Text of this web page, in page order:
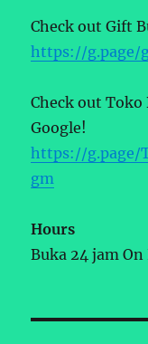
Check out Gift
https://g.page/
Check out Toko
Google!
https://g.page/
gm
Hours
Buka 24 jam On